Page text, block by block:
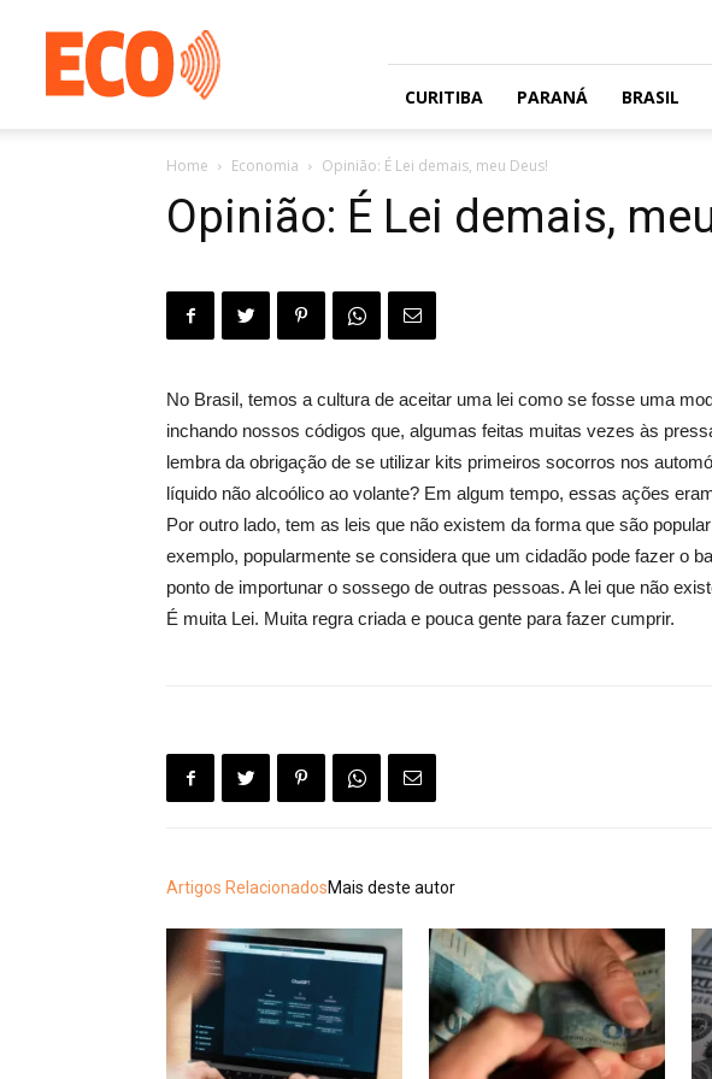
gratuito
com
circulação
CURITIBA PARANÁ BRASIL
Home Economia Opinião: É Lei demais, meu Deus!
Opinião: É Lei demais,
No Brasil, temos a cultura de aceitar uma lei como se fosse uma
inchando nossos códigos que, algumas feitas muitas vezes às
lembra da obrigação de se utilizar kits primeiros socorros nos
líquido não alcoólico ao volante? Em algum tempo, essas ações
Por outro lado, tem as leis que não existem da forma que são
exemplo, popularmente se considera que um cidadão pode fazer o
ponto de importunar o sossego de outras pessoas. A lei que não
É muita Lei. Muita regra criada e pouca gente para fazer cumprir.
Artigos RelacionadosMais deste autor